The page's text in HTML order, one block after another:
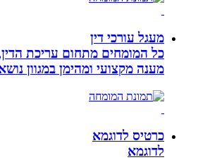
מעגל עורכי דין
כל המומחים מתחום עריכת הדין,
מענה מקצועי ומהימן במגוון נושאים!
כרטיס לדוגמא
לדוגמא